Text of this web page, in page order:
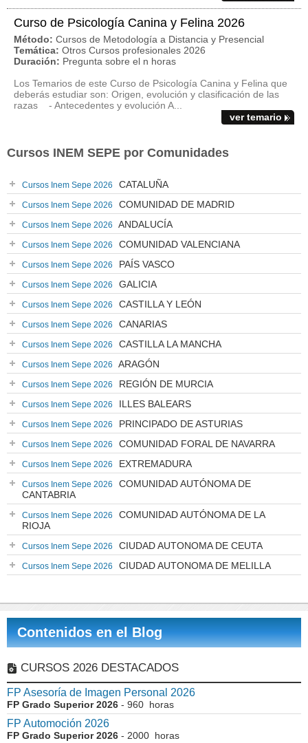
Curso de Psicología Canina y Felina 2026
Método: Cursos de Metodología a Distancia y Presencial
Temática: Otros Cursos profesionales 2026
Duración: Pregunta sobre el n horas
Los Temarios de este Curso de Psicología Canina y Felina que
deberás estudiar son: Origen, evolución y clasificación de las
razas - Antecedentes y evolución A...
ver temario
Cursos INEM SEPE por Comunidades
Cursos Inem Sepe 2026 CATALUÑA
Cursos Inem Sepe 2026 COMUNIDAD DE MADRID
Cursos Inem Sepe 2026 ANDALUCÍA
Cursos Inem Sepe 2026 COMUNIDAD VALENCIANA
Cursos Inem Sepe 2026 PAÍS VASCO
Cursos Inem Sepe 2026 GALICIA
Cursos Inem Sepe 2026 CASTILLA Y LEÓN
Cursos Inem Sepe 2026 CANARIAS
Cursos Inem Sepe 2026 CASTILLA LA MANCHA
Cursos Inem Sepe 2026 ARAGÓN
Cursos Inem Sepe 2026 REGIÓN DE MURCIA
Cursos Inem Sepe 2026 ILLES BALEARS
Cursos Inem Sepe 2026 PRINCIPADO DE ASTURIAS
Cursos Inem Sepe 2026 COMUNIDAD FORAL DE NAVARRA
Cursos Inem Sepe 2026 EXTREMADURA
Cursos Inem Sepe 2026
COMUNIDAD AUTÓNOMA DE
CANTABRIA
Cursos Inem Sepe 2026
COMUNIDAD AUTÓNOMA DE LA
RIOJA
Cursos Inem Sepe 2026 CIUDAD AUTONOMA DE CEUTA
Cursos Inem Sepe 2026 CIUDAD AUTONOMA DE MELILLA
Contenidos en el Blog
CURSOS 2026 DESTACADOS
FP Asesoría de Imagen Personal 2026
FP Grado Superior 2026 - 960 horas
FP Automoción 2026
FP Grado Superior 2026 - 2000 horas